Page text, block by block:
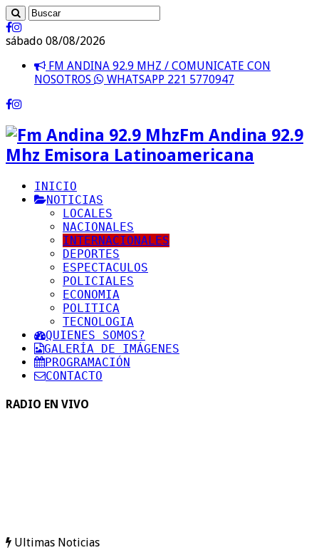
sábado 08/08/2026
FM ANDINA 92.9 MHZ / COMUNICATE CON
NOSOTROS
WHATSAPP 221 5770947
Fm Andina 92.9
Mhz Emisora Latinoamericana
INICIO
NOTICIAS
LOCALES
NACIONALES
INTERNACIONALES
DEPORTES
ESPECTACULOS
POLICIALES
ECONOMIA
POLITICA
TECNOLOGIA
QUIENES SOMOS?
GALERÍA DE IMÁGENES
PROGRAMACIÓN
CONTACTO
RADIO EN VIVO
Ultimas Noticias